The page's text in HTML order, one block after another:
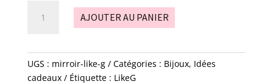
like
G
AJOUTER AU PANIER
UGS : mirroir-like-g Catégories : Bijoux, Idées
cadeaux
Étiquette : LikeG